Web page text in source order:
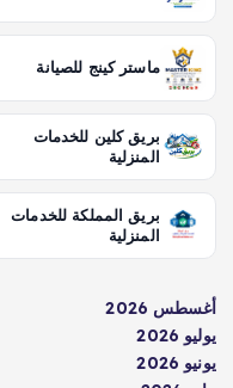
ماستر كينج للصيانة
بريق كلين للخدمات
المنزلية
بريق المملكة للخدمات
المنزلية
أغسطس 2026
يوليو 2026
يونيو 2026